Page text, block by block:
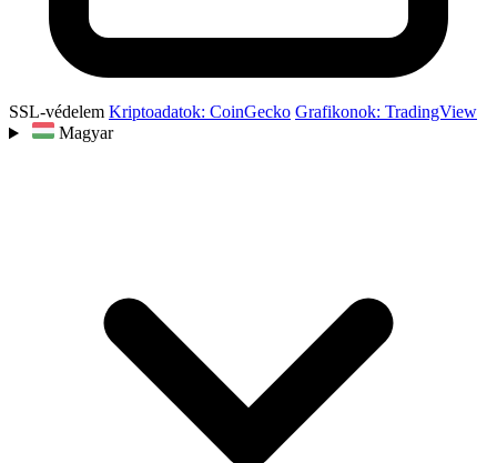
SSL-védelem Kriptoadatok: CoinGecko Grafikonok: TradingView
Magyar